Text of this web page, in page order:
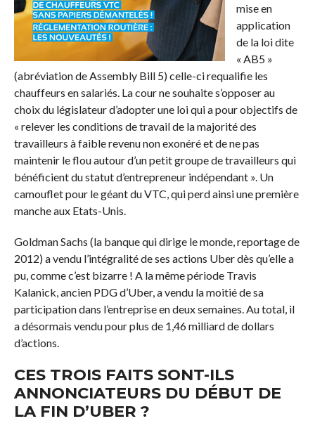
mise en
application
de la loi dite
« AB5 »
(abréviation de Assembly Bill 5) celle-ci requalifie les
chauffeurs en salariés. La cour ne souhaite s’opposer au
choix du législateur d’adopter une loi qui a pour objectifs de
« relever les conditions de travail de la majorité des
travailleurs à faible revenu non exonéré et de ne pas
maintenir le flou autour d’un petit groupe de travailleurs qui
bénéficient du statut d’entrepreneur indépendant ». Un
camouflet pour le géant du VTC, qui perd ainsi une première
manche aux Etats-Unis.
Goldman Sachs (la banque qui dirige le monde, reportage de
2012) a vendu l’intégralité de ses actions Uber dès qu’elle a
pu, comme c’est bizarre ! A la même période Travis
Kalanick, ancien PDG d’Uber, a vendu la moitié de sa
participation dans l’entreprise en deux semaines. Au total, il
a désormais vendu pour plus de 1,46 milliard de dollars
d’actions.
CES TROIS FAITS SONT-ILS
ANNONCIATEURS DU DÉBUT DE
LA FIN D’UBER ?